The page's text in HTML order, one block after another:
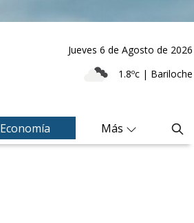
Jueves 6 de Agosto de 2026
1.8ºc | Bariloche
Economía Más